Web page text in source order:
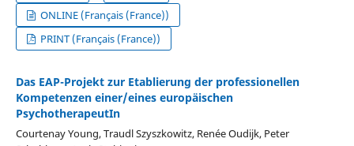
ONLINE (Français (France))
PRINT (Français (France))
Das EAP-Projekt zur Etablierung der professionellen
Kompetenzen einer/eines europäischen
PsychotherapeutIn
Courtenay Young, Traudl Szyszkowitz, Renée Oudijk, Peter